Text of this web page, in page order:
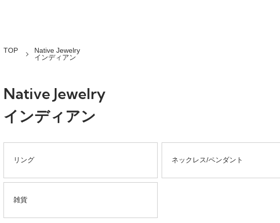
TOP
Native Jewelry
インディアン
Native Jewelry
インディアン
リング ネックレス/ペンダント
雑貨